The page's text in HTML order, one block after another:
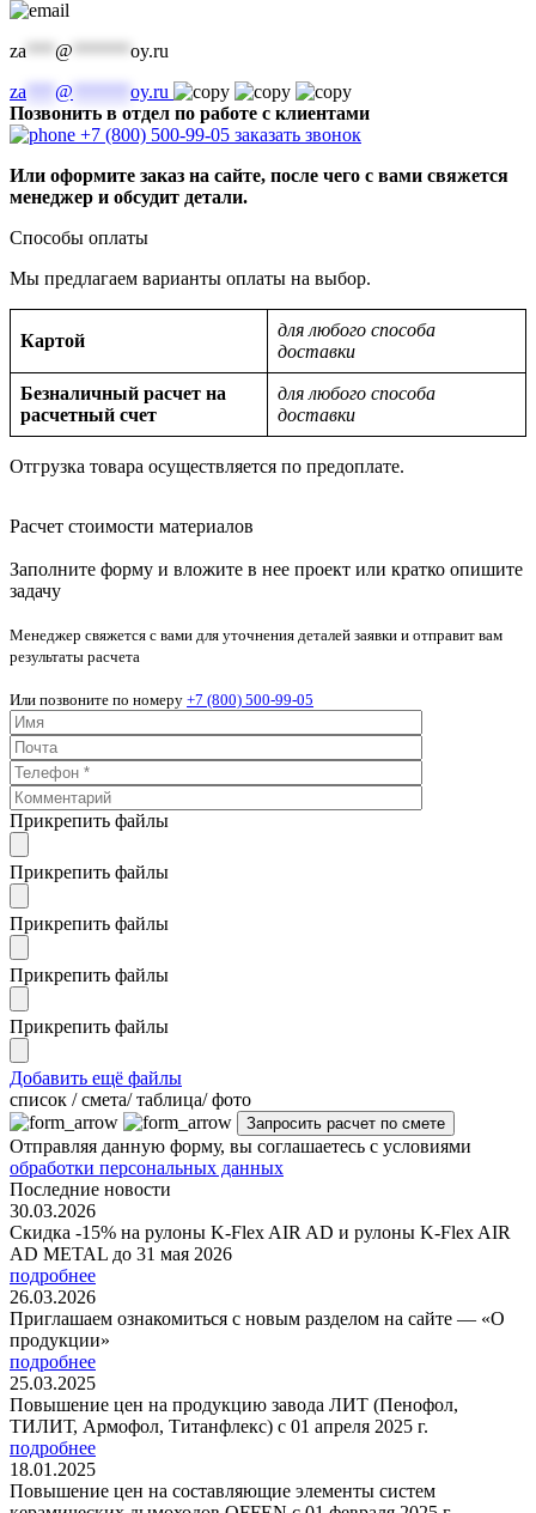
za @
oy.ru
za
@
oy.ru
Позвонить в отдел по работе с клиентами
+7 (800) 500-99-05 заказать звонок
Или оформите заказ на сайте, после чего с вами свяжется
менеджер и обсудит детали.
Способы оплаты
Мы предлагаем варианты оплаты на выбор.
Картой
для любого способа
доставки
Безналичный расчет на
расчетный счет
для любого способа
доставки
Отгрузка товара осуществляется по предоплате.
Расчет стоимости материалов
Заполните форму и вложите в нее проект или кратко опишите
задачу
Менеджер свяжется с вами для уточнения деталей заявки и отправит вам
результаты расчета
Или позвоните по номеру +7 (800) 500-99-05
Прикрепить файлы
Прикрепить файлы
Прикрепить файлы
Прикрепить файлы
Прикрепить файлы
Добавить ещё файлы
cписок / смета/ таблица/ фото
Отправляя данную форму, вы соглашаетесь с условиями
обработки персональных данных
Последние новости
30.03.2026
Скидка -15% на рулоны K-Flex AIR AD и рулоны K-Flex AIR
AD METAL до 31 мая 2026
подробнее
26.03.2026
Приглашаем ознакомиться с новым разделом на сайте — «О
продукции»
подробнее
25.03.2025
Повышение цен на продукцию завода ЛИТ (Пенофол,
ТИЛИТ, Армофол, Титанфлекс) с 01 апреля 2025 г.
подробнее
18.01.2025
Повышение цен на составляющие элементы систем